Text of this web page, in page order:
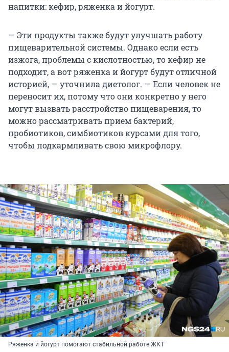
напитки: кефир, ряженка и йогурт.
— Эти продукты также будут улучшать работу
пищеварительной системы. Однако если есть
изжога, проблемы с кислотностью, то кефир не
подходит, а вот ряженка и йогурт будут отличной
историей, — уточнила диетолог. — Если человек не
переносит их, потому что они конкретно у него
могут вызвать расстройство пищеварения, то
можно рассматривать прием бактерий,
пробиотиков, симбиотиков курсами для того,
чтобы подкармливать свою микрофлору.
Ряженка и йогурт помогают стабильной работе ЖКТ